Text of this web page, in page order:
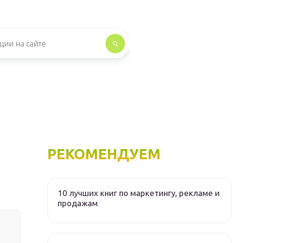
РЕКОМЕНДУЕМ
10 лучших книг по маркетингу, рекламе и
продажам